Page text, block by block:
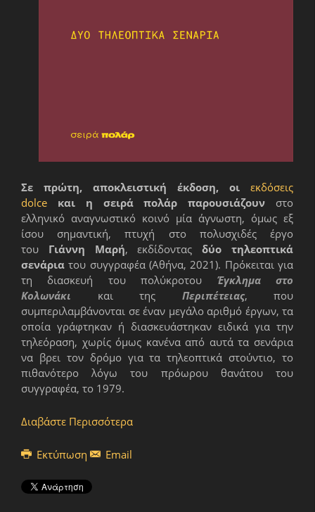
Σε πρώτη, αποκλειστική έκδοση, οι
εκδόσεις
dolce
και η σειρά πολάρ παρουσιάζουν
στο
ελληνικό αναγνωστικό κοινό μία άγνωστη, όμως εξ
ίσου σημαντική, πτυχή στο πολυσχιδές έργο
του
Γιάννη Μαρή, εκδίδοντας
δύο τηλεοπτικά
σενάρια του συγγραφέα (Αθήνα, 2021). Πρόκειται για
τη διασκευή του πολύκροτου
Έγκλημα στο
Κολωνάκι
και της Περιπέτειας, που
συμπεριλαμβάνονται σε έναν μεγάλο αριθμό έργων, τα
οποία γράφτηκαν ή διασκευάστηκαν ειδικά για την
τηλεόραση, χωρίς όμως κανένα από αυτά τα σενάρια
να βρει τον δρόμο για τα τηλεοπτικά στούντιο, το
πιθανότερο λόγω του πρόωρου θανάτου του
συγγραφέα, το 1979.
Διαβάστε Περισσότερα
Εκτύπωση Email